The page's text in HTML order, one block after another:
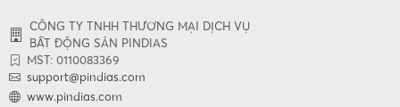
CÔNG TY TNHH THƯƠNG MẠI DỊCH VỤ
BẤT ĐỘNG SẢN PINDIAS
MST: 0110083369
support@pindias.com
www.pindias.com